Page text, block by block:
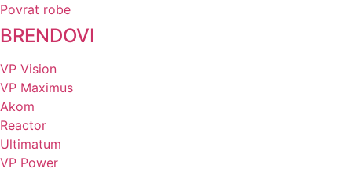
Povrat robe
BRENDOVI
VP Vision
VP Maximus
Akom
Reactor
Ultimatum
VP Power